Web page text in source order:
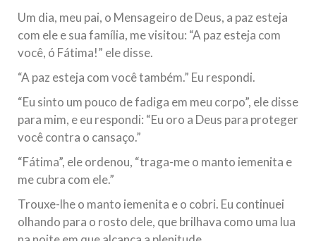
10 DE NOVEMBRO DE 2013
Falecimento do Imam Ali Ibn Al-Hussein
(A.S.)
data em que relembramos o martírio do quarto Imam dos
muçulmanos, o Imam Ali Ibn Al-Hussein Ibn Ali Ibn Abi Táleb
(A.S.), conhecido por “Zein Al-Ábidin” (Formosura
3 DE JULHO DE 2014
Centro Islâmico no Brasil recebe o ex-
ministro das Relações Exteriores da
República Islâmica do Irã
Um dia, meu pai, o Mensageiro de Deus, a paz esteja
com ele e sua família, me visitou: “A paz esteja com
você, ó Fátima!” ele disse.
“A paz esteja com você também.” Eu respondi.
“Eu sinto um pouco de fadiga em meu corpo”, ele disse
para mim, e eu respondi: “Eu oro a Deus para proteger
você contra o cansaço.”
“Fátima”, ele ordenou, “traga-me o manto iemenita e
me cubra com ele.”
Trouxe-lhe o manto iemenita e o cobri. Eu continuei
olhando para o rosto dele, que brilhava como uma lua